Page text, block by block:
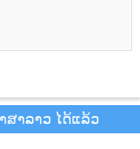
ການລົງທະບຽນລະຫັດຊື່ເປັນພາສາລາວ ໄດ້ແລ້ວ